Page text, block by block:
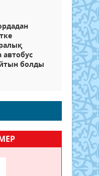
автобус
болды